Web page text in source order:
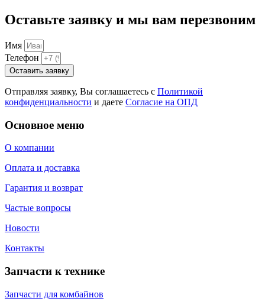
Оставьте заявку и мы вам перезвоним
Имя
Телефон
Оставить заявку
Отправляя заявку, Вы соглашаетесь с Политикой
конфиденциальности и даете Согласие на ОПД
Основное меню
О компании
Оплата и доставка
Гарантия и возврат
Частые вопросы
Новости
Контакты
Запчасти к технике
Запчасти для комбайнов